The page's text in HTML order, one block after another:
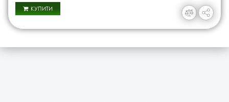
КУПИТИ